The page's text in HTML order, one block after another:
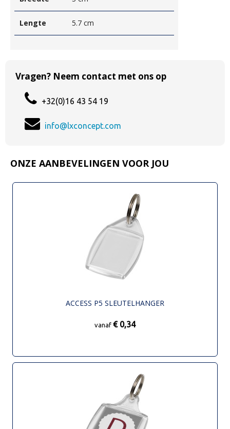
Lengte 5.7 cm
Vragen? Neem contact met ons op
+32(0)16 43 54 19
info@lxconcept.com
ONZE AANBEVELINGEN VOOR JOU
ACCESS P5 SLEUTELHANGER
vanaf € 0,34